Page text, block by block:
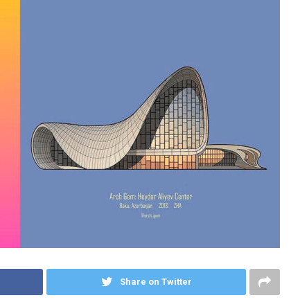
Share on Twitter